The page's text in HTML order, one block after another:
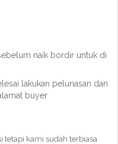
naik bordir untuk di
lakukan pelunasan dan
buyer
tetapi kami sudah terbiasa